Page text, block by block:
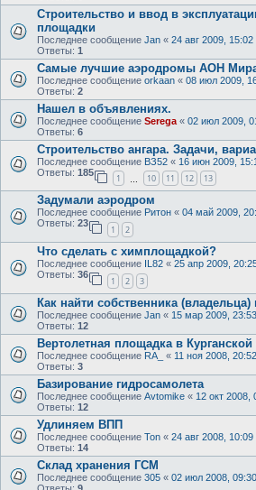
Строительство и ввод в
площадки
Последнее сообщение Jan « 24 авг 2009, 15:02
Ответы: 1
Самые лучшие аэродромы АОН
Последнее сообщение orkaan « 08 июл 2009,
Ответы: 2
Нашел в объявлениях.
Последнее сообщение Serega « 02 июл 2009,
Ответы: 6
Строительство ангара. Задачи,
Последнее сообщение ВЗ52 « 16 июн 2009,
Ответы: 185
1 10 11 12 13
Задумали аэродром
Последнее сообщение Ритон « 04 май 2009,
Ответы: 23
1 2
Что сделать с химплощадкой?
Последнее сообщение IL82 « 25 апр 2009,
Ответы: 36
1 2 3
Как найти собственника
Последнее сообщение Jan « 15 мар 2009, 23:53
Ответы: 12
Вертолетная площадка в Курганской
Последнее сообщение RA_ « 11 ноя 2008, 20:52
Ответы: 3
Базирование гидросамолета
Последнее сообщение Avtomike « 12 окт 2008,
Ответы: 12
Удлиняем ВПП
Последнее сообщение Ton « 24 авг 2008, 10:09
Ответы: 14
Склад хранения ГСМ
Последнее сообщение 305 « 02 июл 2008, 09:30